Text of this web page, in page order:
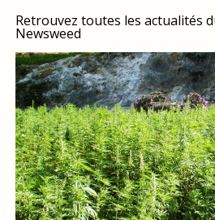
Retrouvez toutes les actualités
Newsweed